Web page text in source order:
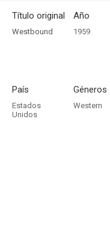
Título original
Westbound
Año
1959
País
Estados
Unidos
Géneros
Western